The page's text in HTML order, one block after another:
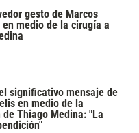
gesto de Marcos
en medio de la cirugía a
significativo mensaje de
en medio de la
de Thiago Medina: "La